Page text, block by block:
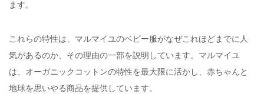
ます。
これらの特性は、マルマイユのベビー服がなぜこれほどまでに人
気があるのか、その理由の一部を説明しています。マルマイユ
は、オーガニックコットンの特性を最大限に活かし、赤ちゃんと
地球を思いやる商品を提供しています。